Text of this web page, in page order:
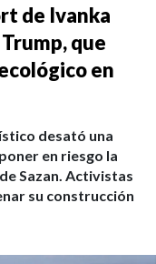
de Ivanka
que
en
desató una
en riesgo la
Sazan. Activistas
su construcción